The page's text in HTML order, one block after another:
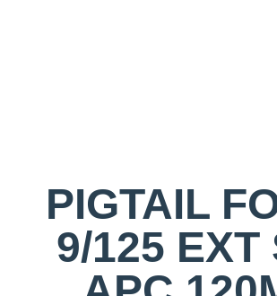
PIGTAIL
9/125 EXT